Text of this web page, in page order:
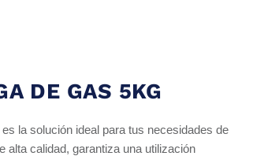
DE GAS 5KG
es la solución ideal para tus necesidades de
alta calidad, garantiza una utilización